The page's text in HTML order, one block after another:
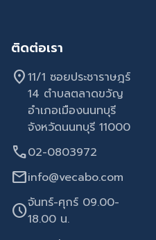
ติดต่อเรา
location_on11/1 ซอยประชาราษฎร์
14 ตำบลตลาดขวัญ
อำเภอเมืองนนทบุรี
จังหวัดนนทบุรี 11000
call02-0803972
mailinfo@vecabo.com
scheduleจันทร์-ศุกร์ 09.00-
18.00 น.